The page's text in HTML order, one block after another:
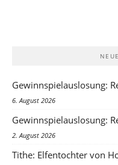
Gewinnspielauslosung:
6. August 2026
Gewinnspielauslosung:
2. August 2026
Tithe: Elfentochter von